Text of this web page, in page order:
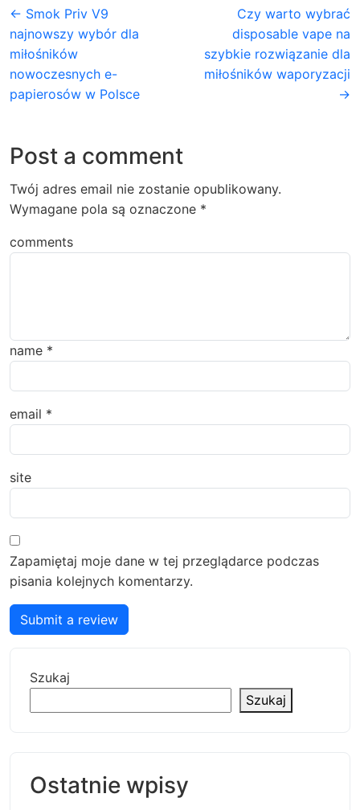
← Smok Priv V9
najnowszy wybór dla
miłośników
nowoczesnych e-
papierosów w Polsce
Czy warto wybrać
disposable vape na
szybkie rozwiązanie dla
miłośników waporyzacji
→
Post a comment
Twój adres email nie zostanie opublikowany.
Wymagane pola są oznaczone *
comments
name *
email *
site
Zapamiętaj moje dane w tej przeglądarce podczas
pisania kolejnych komentarzy.
Submit a review
Szukaj
Szukaj
Ostatnie wpisy